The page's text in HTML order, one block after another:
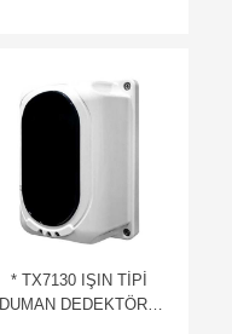
* TX7130 IŞIN TİPİ
DUMAN DEDEKTÖRÜ